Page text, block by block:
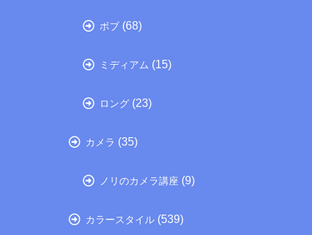
ボブ (68)
ミディアム (15)
ロング (23)
カメラ (35)
ノリのカメラ講座 (9)
カラースタイル (539)